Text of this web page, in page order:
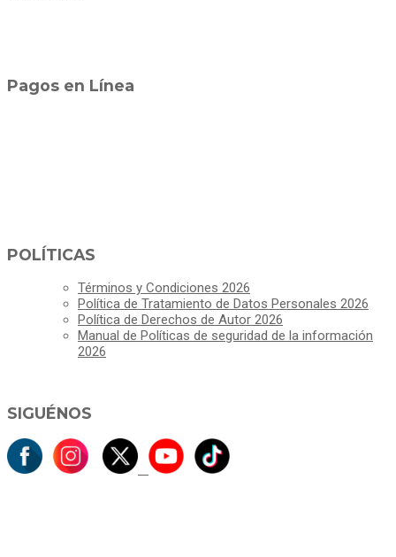
Pagos en Línea
POLÍTICAS
Términos y Condiciones 2026
Política de Tratamiento de Datos Personales 2026
Política de Derechos de Autor 2026
Manual de Políticas de seguridad de la información
2026
SIGUÉNOS